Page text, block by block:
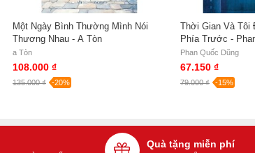
Một Ngày Bình Thường Mình Nói
Thương Nhau - A Tòn
a Tòn
108.000 ₫
135.000 ₫ -20%
Thời Gian Và Tôi
Phía Trước -
Phan Quốc Dũng
67.150 ₫
79.000 ₫ -15%
Quà tặng miễn phí